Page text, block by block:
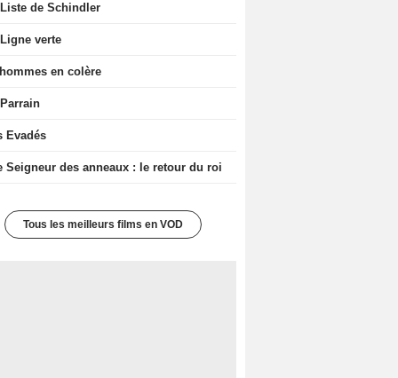
de Schindler
verte
en colère
Evadés
Seigneur des anneaux : le retour du roi
Tous les meilleurs films en VOD